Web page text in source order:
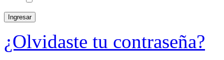
¿Olvidaste tu contraseña?